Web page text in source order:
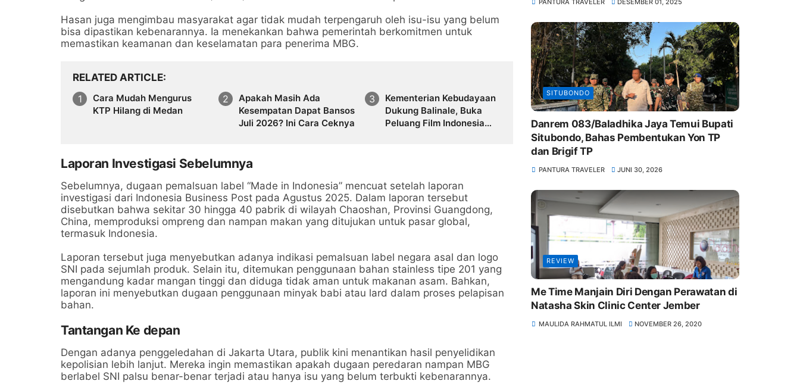
Hasan juga mengimbau masyarakat agar tidak mudah terpengaruh oleh isu-isu yang belum
bisa dipastikan kebenarannya. Ia menekankan bahwa pemerintah berkomitmen untuk
memastikan keamanan dan keselamatan para penerima MBG.
RELATED ARTICLE
Cara Mudah Mengurus
KTP Hilang di Medan
Apakah Masih Ada
Kesempatan Dapat Bansos
Juli 2026? Ini Cara Ceknya
Kementerian Kebudayaan
Dukung Balinale, Buka
Peluang Film Indonesia
Laporan Investigasi Sebelumnya
Sebelumnya, dugaan pemalsuan label “Made in Indonesia” mencuat setelah laporan
investigasi dari Indonesia Business Post pada Agustus 2025. Dalam laporan tersebut
disebutkan bahwa sekitar 30 hingga 40 pabrik di wilayah Chaoshan, Provinsi Guangdong,
China, memproduksi ompreng dan nampan makan yang ditujukan untuk pasar global,
termasuk Indonesia.
Laporan tersebut juga menyebutkan adanya indikasi pemalsuan label negara asal dan logo
SNI pada sejumlah produk. Selain itu, ditemukan penggunaan bahan stainless tipe 201 yang
mengandung kadar mangan tinggi dan diduga tidak aman untuk makanan asam. Bahkan,
laporan ini menyebutkan dugaan penggunaan minyak babi atau lard dalam proses pelapisan
bahan.
Tantangan Ke depan
Dengan adanya penggeledahan di Jakarta Utara, publik kini menantikan hasil penyelidikan
kepolisian lebih lanjut. Mereka ingin memastikan apakah dugaan peredaran nampan MBG
berlabel SNI palsu benar-benar terjadi atau hanya isu yang belum terbukti kebenarannya.
PANTURA TRAVELER DESEMBER 01, 2025
SITUBONDO
Danrem 083/Baladhika Jaya Temui Bupati
Situbondo, Bahas Pembentukan Yon TP
dan Brigif TP
PANTURA TRAVELER JUNI 30, 2026
REVIEW
Me Time Manjain Diri Dengan Perawatan di
Natasha Skin Clinic Center Jember
MAULIDA RAHMATUL ILMI NOVEMBER 26, 2020